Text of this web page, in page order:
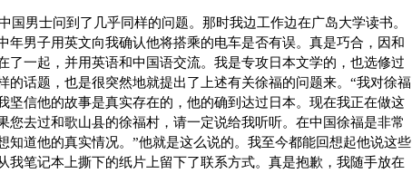
国男士问到了几乎同样的问题。那时我边工作边在广岛大学读书。
年男子用英文向我确认他将搭乘的电车是否有误。真是巧合，因和
了一起，并用英语和中国语交流。我是专攻日本文学的，也选修过
的话题，也是很突然地就提出了上述有关徐福的问题来。“我对徐福
坚信他的故事是真实存在的，他的确到达过日本。现在我正在做这
您去过和歌山县的徐福村，请一定说给我听听。在中国徐福是非常
知道他的真实情况。”他就是这么说的。我至今都能回想起他说这些
我笔记本上撕下的纸片上留下了联系方式。真是抱歉，我随手放在